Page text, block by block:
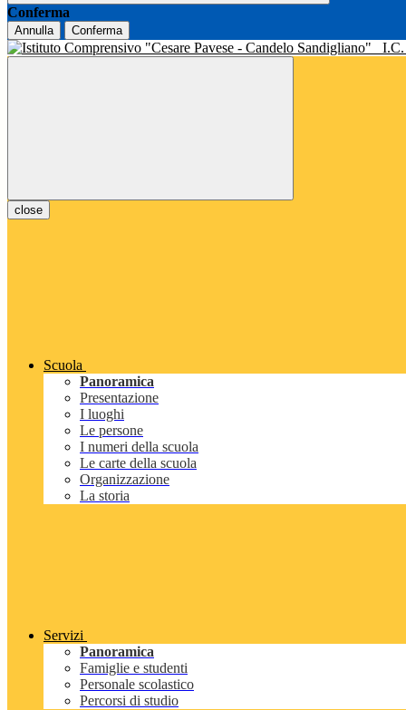
Conferma
Annulla Conferma
I.C.
close
Scuola
Panoramica
Presentazione
I luoghi
Le persone
I numeri della scuola
Le carte della scuola
Organizzazione
La storia
Servizi
Panoramica
Famiglie e studenti
Personale scolastico
Percorsi di studio